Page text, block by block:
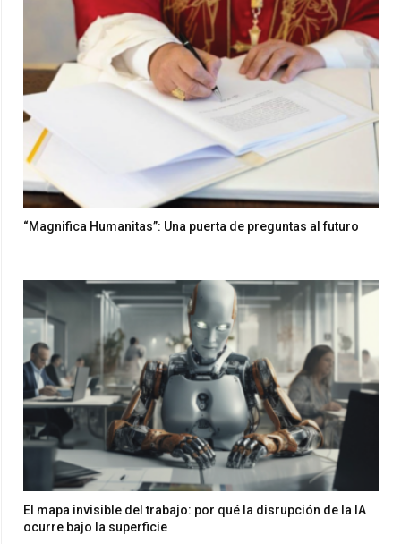
“Magnifica Humanitas”: Una puerta de preguntas al futuro
El mapa invisible del trabajo: por qué la disrupción de la IA
ocurre bajo la superficie